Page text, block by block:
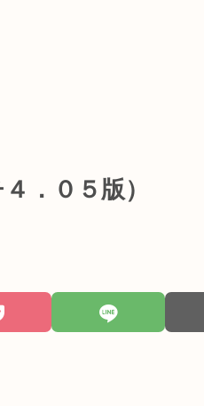
．０５版）